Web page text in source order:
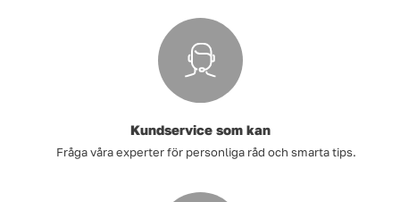
Kundservice som kan
Fråga våra experter för personliga råd och smarta tips.